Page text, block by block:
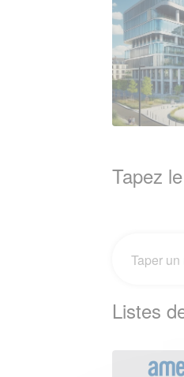
Tapez
Listes